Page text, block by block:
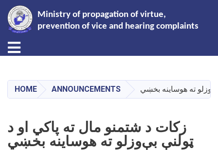
main
content
Ministry of propagation of virtue,
prevention of vice and hearing complaints
Toggle navigation
HOME ANNOUNCEMENTS ته هوساینه بخښي
زکات د شتمنو مال ته پاکي او د
ټولنې بې‌وزلو ته هوساینه بخښي